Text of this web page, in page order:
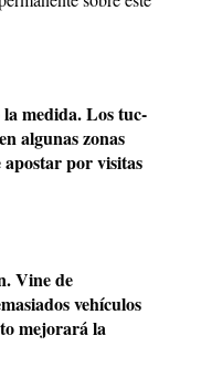
medida. Los tuc-
algunas zonas
apostar por visitas
Vine de
vehículos
mejorará la